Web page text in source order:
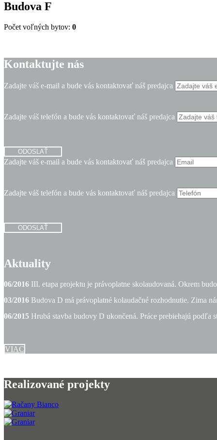
Budova F
Počet voľných bytov: 0
Kontaktujte nás
Zadajte váš e-mail a bude vás kontaktovať náš predajca
Zadajte váš telefón a bude vás kontaktovať náš predajca
ODOSLAŤ
Zadajte váš e-mail a bude vás kontaktovať náš predajca
Zadajte váš telefón a bude vás kontaktovať náš predajca
ODOSLAŤ
Aktuality
06/2016 III. etapa projektu je právoplatne skolaudovaná. Okrem
03/2016 Budova D má právoplatné kolaudačné rozhodnutie. Zima
06/2015 Hrubá stavba budovy D ukončená. Práce prebiehajú podľa
VIAC
Realizované projekty